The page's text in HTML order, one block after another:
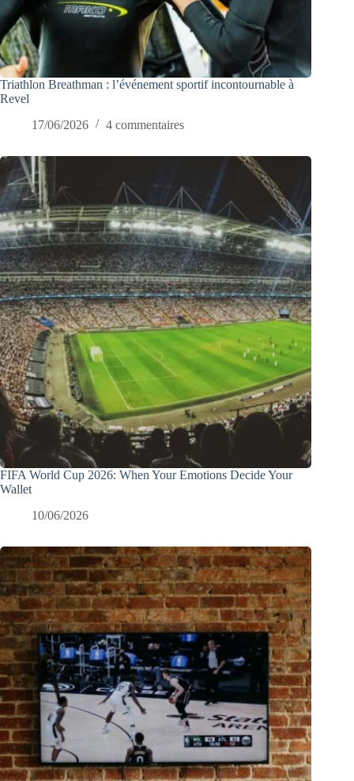
Triathlon Breathman : l’événement sportif incontournable à
Revel
17/06/2026
4 commentaires
FIFA World Cup 2026: When Your Emotions Decide Your
Wallet
10/06/2026